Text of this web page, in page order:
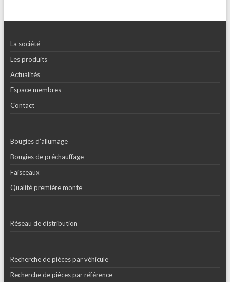
La société
Les produits
Actualités
Espace membres
Contact
Bougies d’allumage
Bougies de préchauffage
Faisceaux
Qualité première monte
Réseau de distribution
Recherche de pièces par véhicule
Recherche de pièces par référence